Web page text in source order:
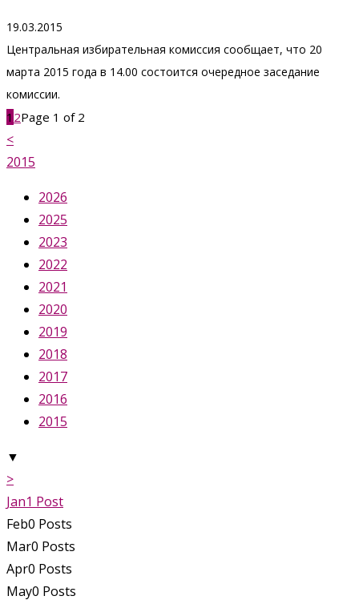
19.03.2015
Центральная избирательная комиссия сообщает, что 20
марта 2015 года в 14.00 состоится очередное заседание
комиссии.
1 2Page 1 of 2
<
2015
2026
2025
2023
2022
2021
2020
2019
2018
2017
2016
2015
▼
>
Jan1 Post
Feb0 Posts
Mar0 Posts
Apr0 Posts
May0 Posts